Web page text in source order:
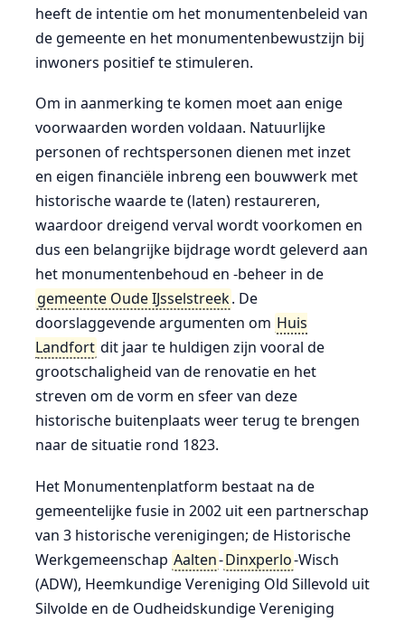
heeft de intentie om het monumentenbeleid van
de gemeente en het monumentenbewustzijn bij
inwoners positief te stimuleren.
Om in aanmerking te komen moet aan enige
voorwaarden worden voldaan. Natuurlijke
personen of rechtspersonen dienen met inzet
en eigen financiële inbreng een bouwwerk met
historische waarde te (laten) restaureren,
waardoor dreigend verval wordt voorkomen en
dus een belangrijke bijdrage wordt geleverd aan
het monumentenbehoud en -beheer in de
gemeente Oude IJsselstreek. De
doorslaggevende argumenten om Huis
Landfort dit jaar te huldigen zijn vooral de
grootschaligheid van de renovatie en het
streven om de vorm en sfeer van deze
historische buitenplaats weer terug te brengen
naar de situatie rond 1823.
Het Monumentenplatform bestaat na de
gemeentelijke fusie in 2002 uit een partnerschap
van 3 historische verenigingen; de Historische
Werkgemeenschap Aalten-Dinxperlo-Wisch
(ADW), Heemkundige Vereniging Old Sillevold uit
Silvolde en de Oudheidskundige Vereniging